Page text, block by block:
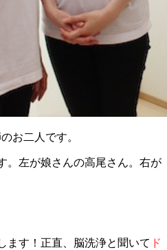
お二人です。
。左が娘さんの高尾さん。右が
ます！正直、脳洗浄と聞いて ド